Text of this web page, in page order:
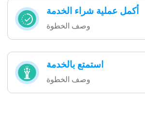
أكمل عملية شراء الخدمة
وصف الخطوة
استمتع بالخدمة
وصف الخطوة